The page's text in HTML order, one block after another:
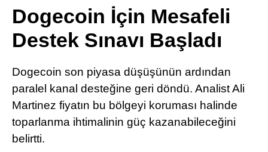
Youtube
TikTok
Pinterest
LinkedIn
Dogecoin İçin Mesafeli
Destek Sınavı Başladı
Dogecoin son piyasa düşüşünün ardından
paralel kanal desteğine geri döndü. Analist Ali
Martinez fiyatın bu bölgeyi koruması halinde
toparlanma ihtimalinin güç kazanabileceğini
belirtti.